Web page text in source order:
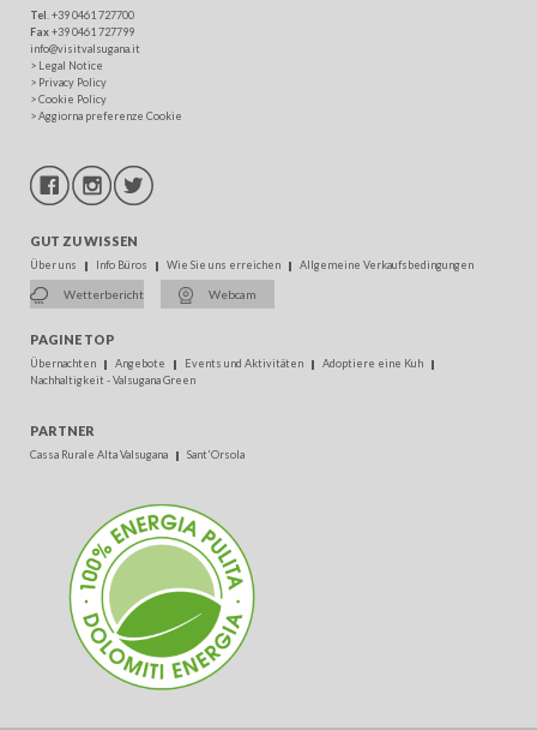
Tel . +39 0461 727700
Fax+39 0461 727799
info@visitvalsugana.it
> Legal Notice
> Privacy Policy
>Cookie Policy
>Aggiorna preferenze Cookie
GUT ZU WISSEN
Über uns Info Büros Wie Sie uns erreichen Allgemeine Verkaufsbedingungen
Wetterbericht Webcam
PAGINE TOP
Übernachten Angebote Events und Aktivitäten
Adoptiere eine Kuh
Nachhaltigkeit - Valsugana Green
PARTNER
Cassa Rurale Alta Valsugana Sant'Orsola